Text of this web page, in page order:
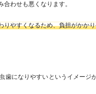
わせも悪くなります。
りやすくなるため、負担がかか
歯になりやすいというイメージ